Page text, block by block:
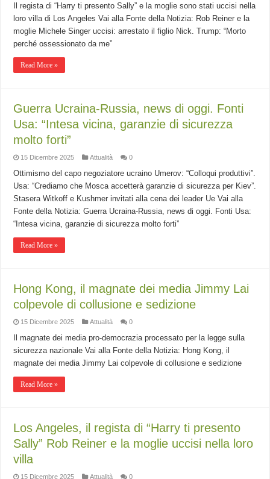
Il regista di “Harry ti presento Sally” e la moglie sono stati uccisi nella
loro villa di Los Angeles Vai alla Fonte della Notizia: Rob Reiner e la
moglie Michele Singer uccisi: arrestato il figlio Nick. Trump: “Morto
perché ossessionato da me”
Read More »
Guerra Ucraina-Russia, news di oggi. Fonti
Usa: “Intesa vicina, garanzie di sicurezza
molto forti”
15 Dicembre 2025 Attualità 0
Ottimismo del capo negoziatore ucraino Umerov: “Colloqui produttivi”.
Usa: “Crediamo che Mosca accetterà garanzie di sicurezza per Kiev”.
Stasera Witkoff e Kushmer invitati alla cena dei leader Ue Vai alla
Fonte della Notizia: Guerra Ucraina-Russia, news di oggi. Fonti Usa:
“Intesa vicina, garanzie di sicurezza molto forti”
Read More »
Hong Kong, il magnate dei media Jimmy Lai
colpevole di collusione e sedizione
15 Dicembre 2025 Attualità 0
Il magnate dei media pro-democrazia processato per la legge sulla
sicurezza nazionale Vai alla Fonte della Notizia: Hong Kong, il
magnate dei media Jimmy Lai colpevole di collusione e sedizione
Read More »
Los Angeles, il regista di “Harry ti presento
Sally” Rob Reiner e la moglie uccisi nella loro
villa
15 Dicembre 2025 Attualità 0